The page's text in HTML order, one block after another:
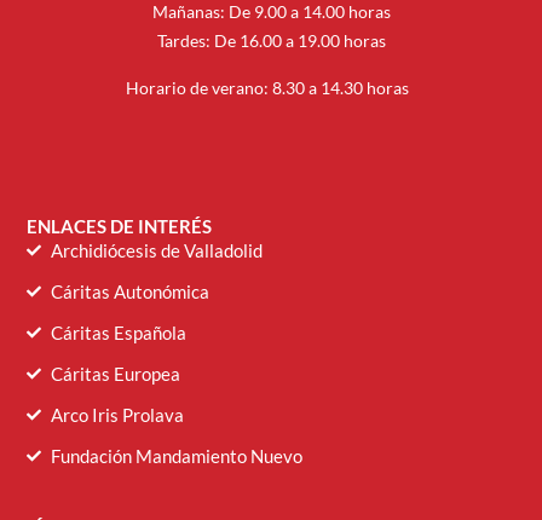
Mañanas: De 9.00 a 14.00 horas
Tardes: De 16.00 a 19.00 horas
Horario de verano: 8.30 a 14.30 horas
ENLACES DE INTERÉS
Archidiócesis de Valladolid
Cáritas Autonómica
Cáritas Española
Cáritas Europea
Arco Iris Prolava
Fundación Mandamiento Nuevo